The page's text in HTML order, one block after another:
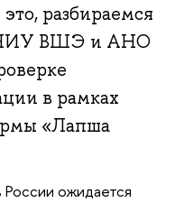
разбираемся
НИУ ВШЭ и АНО
в рамках
«Лапша
ожидается